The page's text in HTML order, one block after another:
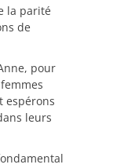
la parité
de
pour
espérons
leurs